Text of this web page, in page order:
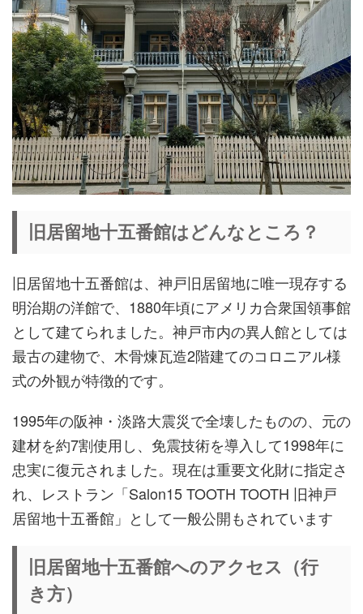
旧居留地十五番館はどんなところ？
旧居留地十五番館は、神戸旧居留地に唯一現存する
明治期の洋館で、1880年頃にアメリカ合衆国領事館
として建てられました。神戸市内の異人館としては
最古の建物で、木骨煉瓦造2階建てのコロニアル様
式の外観が特徴的です。
1995年の阪神・淡路大震災で全壊したものの、元の
建材を約7割使用し、免震技術を導入して1998年に
忠実に復元されました。現在は重要文化財に指定さ
れ、レストラン「Salon15 TOOTH TOOTH 旧神戸
居留地十五番館」として一般公開もされています
旧居留地十五番館へのアクセス（行
き方）